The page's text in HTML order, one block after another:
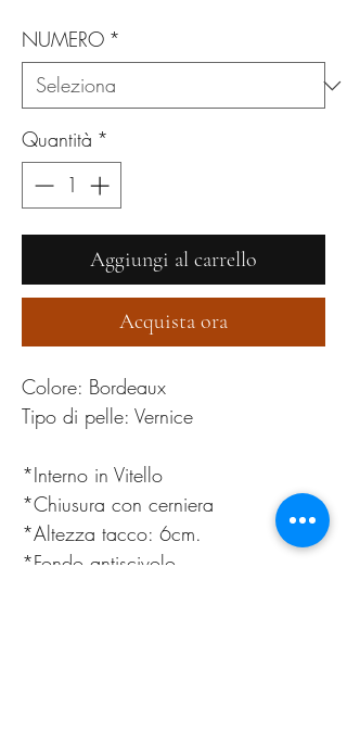
NUMERO *
Quantità *
Aggiungi al carrello
Acquista ora
Colore: Bordeaux
Tipo di pelle: Vernice
*Interno in Vitello
*Chiusura con cerniera
*Altezza tacco: 6cm.
*Fondo antiscivolo